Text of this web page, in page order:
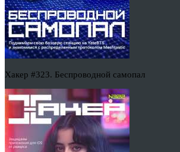
Хакер #323. Беспроводной самопал